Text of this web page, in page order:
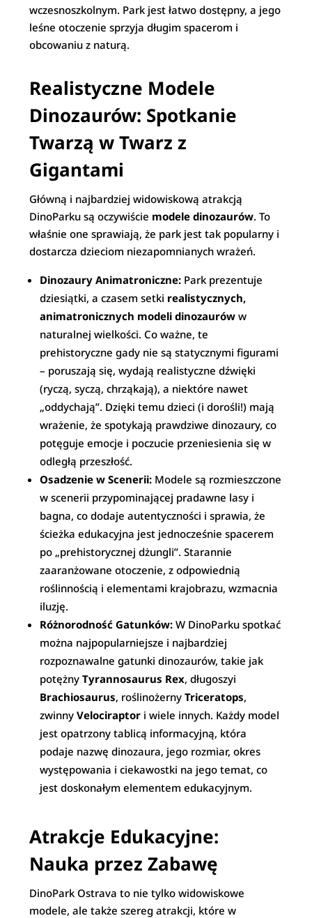
wczesnoszkolnym. Park jest łatwo dostępny, a jego
leśne otoczenie sprzyja długim spacerom i
obcowaniu z naturą.
Realistyczne Modele
Dinozaurów: Spotkanie
Twarzą w Twarz z
Gigantami
Główną i najbardziej widowiskową atrakcją
DinoParku są oczywiście modele dinozaurów. To
właśnie one sprawiają, że park jest tak popularny i
dostarcza dzieciom niezapomnianych wrażeń.
Dinozaury Animatroniczne: Park prezentuje
dziesiątki, a czasem setki realistycznych,
animatronicznych modeli dinozaurów w
naturalnej wielkości. Co ważne, te
prehistoryczne gady nie są statycznymi figurami
– poruszają się, wydają realistyczne dźwięki
(ryczą, syczą, chrząkają), a niektóre nawet
„oddychają”. Dzięki temu dzieci (i dorośli!) mają
wrażenie, że spotykają prawdziwe dinozaury, co
potęguje emocje i poczucie przeniesienia się w
odległą przeszłość.
Osadzenie w Scenerii: Modele są rozmieszczone
w scenerii przypominającej pradawne lasy i
bagna, co dodaje autentyczności i sprawia, że
ścieżka edukacyjna jest jednocześnie spacerem
po „prehistorycznej dżungli”. Starannie
zaaranżowane otoczenie, z odpowiednią
roślinnością i elementami krajobrazu, wzmacnia
iluzję.
Różnorodność Gatunków: W DinoParku spotkać
można najpopularniejsze i najbardziej
rozpoznawalne gatunki dinozaurów, takie jak
potężnyTyrannosaurus Rex, długoszyi
Brachiosaurus, roślinożernyTriceratops,
zwinnyVelociraptor i wiele innych. Każdy model
jest opatrzony tablicą informacyjną, która
podaje nazwę dinozaura, jego rozmiar, okres
występowania i ciekawostki na jego temat, co
jest doskonałym elementem edukacyjnym.
Atrakcje Edukacyjne:
Nauka przez Zabawę
DinoPark Ostrava to nie tylko widowiskowe
modele, ale także szereg atrakcji, które w